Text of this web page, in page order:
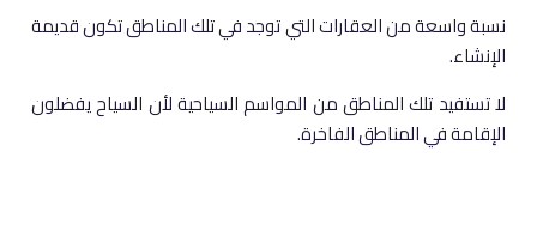
نسبة واسعة من العقارات التي توجد في تلك المناطق تكون قديمة
الإنشاء.
لا تستفيد تلك المناطق من المواسم السياحية لأن السياح يفضلون
الإقامة في المناطق الفاخرة.